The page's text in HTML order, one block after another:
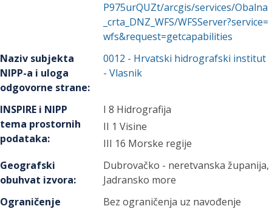
P975urQUZt/arcgis/services/Obalna
_crta_DNZ_WFS/WFSServer?service=
wfs&request=getcapabilities
Naziv subjekta
NIPP-a i uloga
odgovorne strane:
0012 - Hrvatski hidrografski institut
- Vlasnik
INSPIRE i NIPP
tema prostornih
podataka:
I 8 Hidrografija
II 1 Visine
III 16 Morske regije
Geografski
obuhvat izvora:
Dubrovačko - neretvanska županija,
Jadransko more
Ograničenje
Bez ograničenja uz navođenje